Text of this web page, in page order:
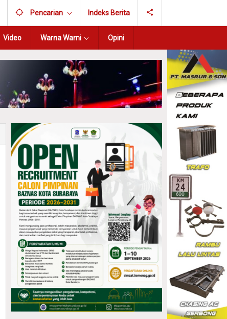
Pencarian Indeks Berita
Video Warna Warni Opini